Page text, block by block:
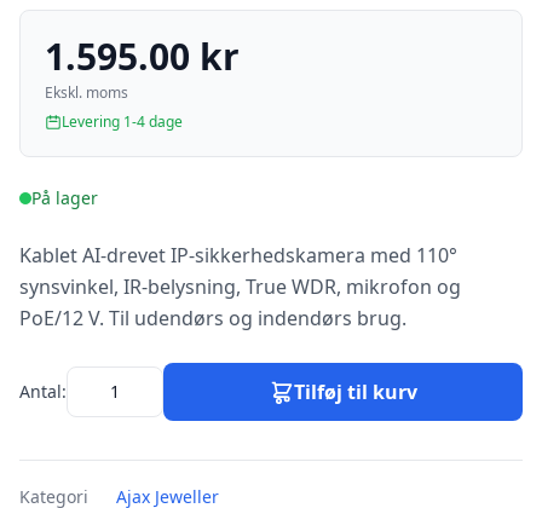
1.595.00 kr
Ekskl. moms
Levering 1-4 dage
På lager
Kablet AI-drevet IP-sikkerhedskamera med 110°
synsvinkel, IR-belysning, True WDR, mikrofon og
PoE/12 V. Til udendørs og indendørs brug.
Antal: Tilføj til kurv
Kategori
Ajax Jeweller